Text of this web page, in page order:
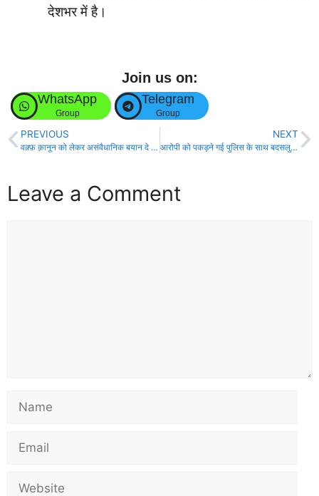
देशभर में है।
Join us on:
WhatsApp
Group
Telegram
Group
PREVIOUS
वक़्फ़ क़ानून को लेकर असंवैधानिक बयान दे रहे हैं तेजस्वी यादव- गिरिराज सिंह!
NEXT
आरोपी को पकड़ने गई पुलिस के साथ बदसलुकी, वारंटी को छुड़ाया!
Leave a Comment